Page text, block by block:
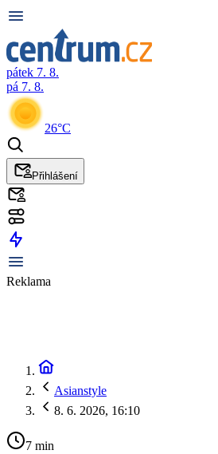
pátek 7. 8.
pá 7. 8.
26°C
Přihlášení
Reklama
Asianstyle
8. 6. 2026, 16:10
7 min